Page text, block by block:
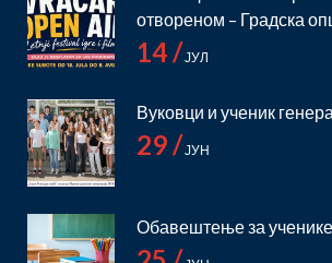
отвореном – Градска
14 / ЈУЛ
Вуковци и ученик
29 / ЈУН
Обавештење за
25 / ЈУН